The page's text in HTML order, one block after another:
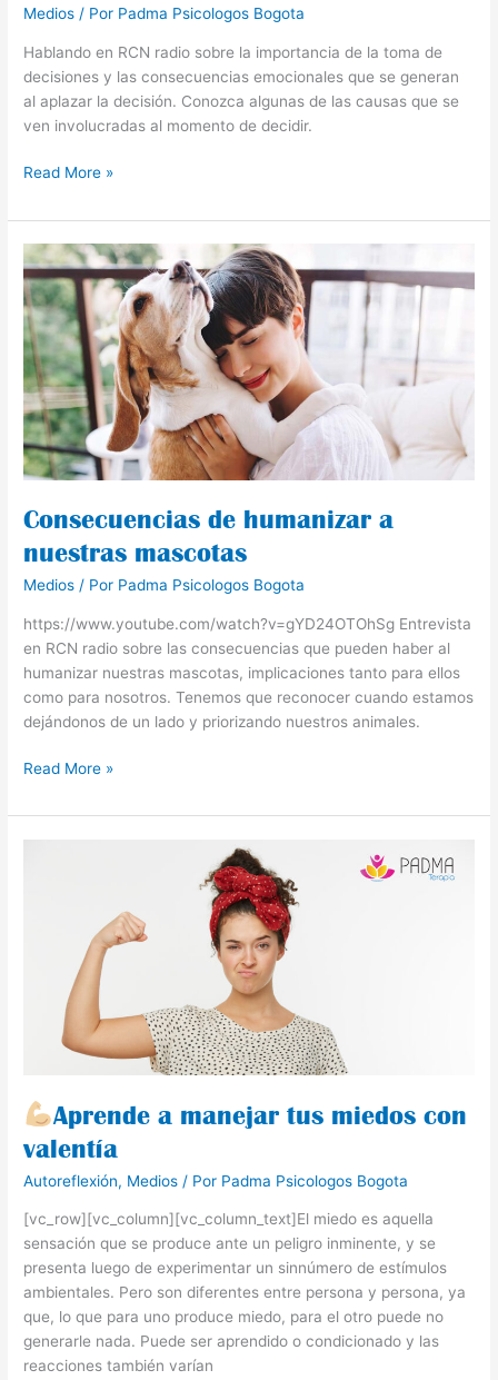
Medios / Por Padma Psicologos Bogota
Hablando en RCN radio sobre la importancia de la toma de
decisiones y las consecuencias emocionales que se generan
al aplazar la decisión. Conozca algunas de las causas que se
ven involucradas al momento de decidir.
Read More »
Consecuencias de humanizar a
nuestras mascotas
Medios / Por Padma Psicologos Bogota
https://www.youtube.com/watch?v=gYD24OTOhSg Entrevista
en RCN radio sobre las consecuencias que pueden haber al
humanizar nuestras mascotas, implicaciones tanto para ellos
como para nosotros. Tenemos que reconocer cuando estamos
dejándonos de un lado y priorizando nuestros animales.
Consecuencias
de
humanizar
a
nuestras
mascotas
Read More »
Aprende a manejar tus miedos con
valentía
Autoreflexión, Medios / Por Padma Psicologos Bogota
[vc_row][vc_column][vc_column_text]El miedo es aquella
sensación que se produce ante un peligro inminente, y se
presenta luego de experimentar un sinnúmero de estímulos
ambientales. Pero son diferentes entre persona y persona, ya
que, lo que para uno produce miedo, para el otro puede no
generarle nada. Puede ser aprendido o condicionado y las
reacciones también varían
valentía